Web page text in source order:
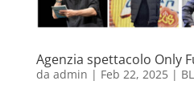
Agenzia spettacolo Only
da admin | Feb 22, 2025|